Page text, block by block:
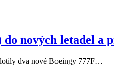
nových letadel a
dva nové Boeingy 777F…